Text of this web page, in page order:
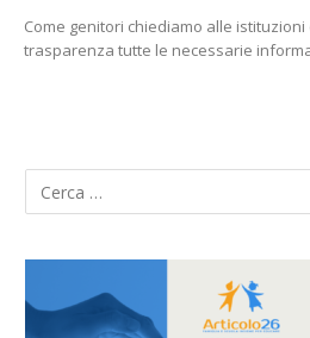
Come genitori chiediamo alle
trasparenza tutte le necessarie